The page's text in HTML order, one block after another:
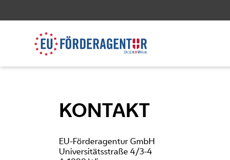
KONTAKT
EU-Förderagentur GmbH
Universitätsstraße 4/3-4